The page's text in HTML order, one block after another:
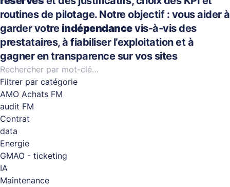
routines de pilotage. Notre objectif : vous aider à
garder votre indépendancevis-à-vis des
prestataires, à fiabiliser l’exploitation et à
gagner en transparence sur vos sites
Filtrer par catégorie
AMO Achats FM
audit FM
Contrat
data
Energie
GMAO - ticketing
IA
Maintenance